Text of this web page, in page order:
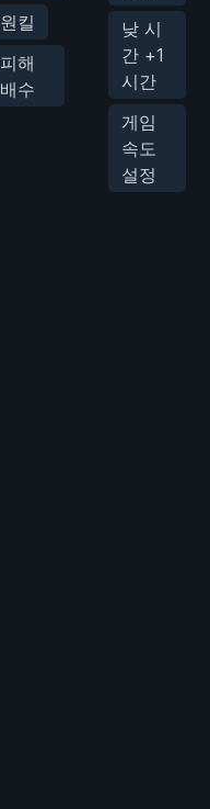
원킬
피해
배수
낮 시
간 +1
시간
게임
속도
설정